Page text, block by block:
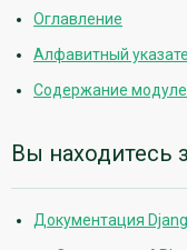
Оглавление
Алфавитный
Содержание
Вы находитесь
Документация